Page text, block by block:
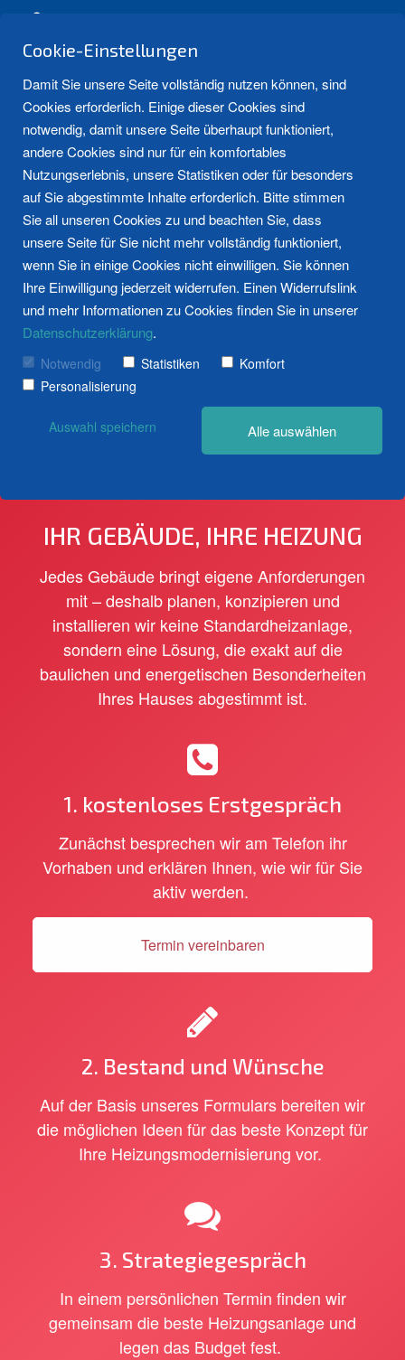
info@bahlmann-gmbh.de
Bad
Mehr
erfahren
Heizung
Mehr
erfahren
Mehr
erfahren
Bad
Referenzen
ansehen
Heizung
Referenzen
ansehen
Weitere
News und Tipps
Frag den Fachmann
Ihre neue Heizung
in den Regionen
Leer, Oldenburg, Friesoythe,
Westerstede,
Bad Zwischenahn, Edewecht,
Saterland & Barßel.
IHR GEBÄUDE, IHRE HEIZUNG
Jedes Gebäude bringt eigene Anforderungen
mit – deshalb planen, konzipieren und
installieren wir keine Standardheizanlage,
sondern eine Lösung, die exakt auf die
baulichen und energetischen Besonderheiten
Ihres Hauses abgestimmt ist.
1. kostenloses Erstgespräch
Zunächst besprechen wir am Telefon ihr
Vorhaben und erklären Ihnen, wie wir für Sie
aktiv werden.
Termin vereinbaren
2. Bestand und Wünsche
Auf der Basis unseres Formulars bereiten wir
die möglichen Ideen für das beste Konzept für
Ihre Heizungsmodernisierung vor.
3. Strategiegespräch
In einem persönlichen Termin finden wir
gemeinsam die beste Heizungsanlage und
legen das Budget fest.
Cookie-Einstellungen
Damit Sie unsere Seite vollständig nutzen können, sind
Cookies erforderlich. Einige dieser Cookies sind
notwendig, damit unsere Seite überhaupt funktioniert,
andere Cookies sind nur für ein komfortables
Nutzungserlebnis, unsere Statistiken oder für besonders
auf Sie abgestimmte Inhalte erforderlich. Bitte stimmen
Sie all unseren Cookies zu und beachten Sie, dass
unsere Seite für Sie nicht mehr vollständig funktioniert,
wenn Sie in einige Cookies nicht einwilligen. Sie können
Ihre Einwilligung jederzeit widerrufen. Einen Widerrufslink
und mehr Informationen zu Cookies finden Sie in unserer
Datenschutzerklärung.
Notwendig Statistiken
Komfort
Personalisierung
Auswahl speichern Alle auswählen